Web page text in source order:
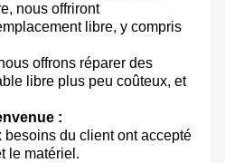
nous offriront
libre, y compris
offrons réparer des
libre plus peu coûteux, et
:
besoins du client ont accepté
le matériel.